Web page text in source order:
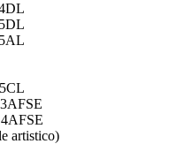
artistico)